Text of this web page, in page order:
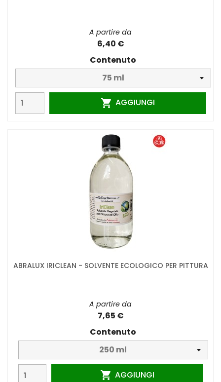
A partire da
6,40 €
Contenuto
 AGGIUNGI
ABRALUX IRICLEAN - SOLVENTE ECOLOGICO PER PITTURA
A partire da
7,65 €
Contenuto
 AGGIUNGI